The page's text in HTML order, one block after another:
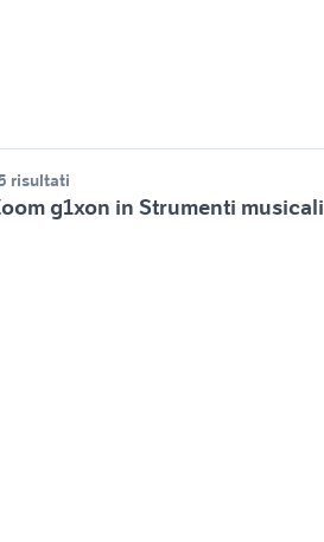
risultati
g1xon in Strumenti musicali